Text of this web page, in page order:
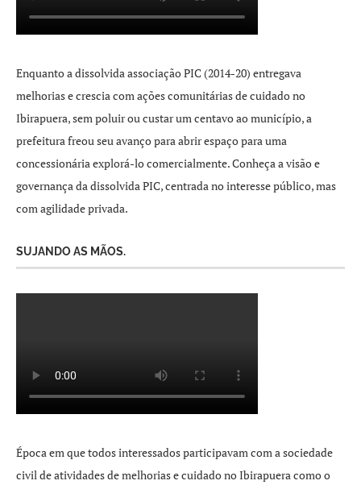
Enquanto a dissolvida associação PIC (2014-20) entregava
melhorias e crescia com ações comunitárias de cuidado no
Ibirapuera, sem poluir ou custar um centavo ao município, a
prefeitura freou seu avanço para abrir espaço para uma
concessionária explorá-lo comercialmente. Conheça a visão e
governança da dissolvida PIC, centrada no interesse público, mas
com agilidade privada.
SUJANDO AS MÃOS.
Época em que todos interessados participavam com a sociedade
civil de atividades de melhorias e cuidado no Ibirapuera como o